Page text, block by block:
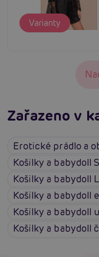
Varianty
Zařazeno v
Erotické prádlo a
Košilky a babydoll S
Košilky a babydoll L
Košilky a babydoll
Košilky a babydoll
Košilky a babydoll